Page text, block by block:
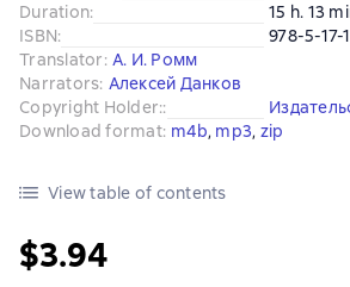
Duration:
15 h. 13
ISBN:
978-5-17-
Translator: А. И. Ромм
Narrators: Алексей Данков
Copyright Holder::
Download format: m4b, mp3, zip
View table of contents
$3.94